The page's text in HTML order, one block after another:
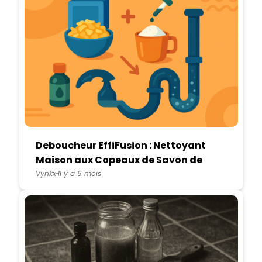
Deboucheur EffiFusion : Nettoyant
Maison aux Copeaux de Savon de
Marseille et Bicarbonate
VynkxIl y a 6 mois